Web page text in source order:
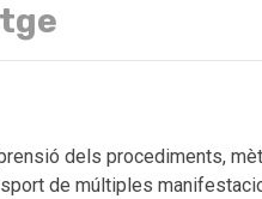
dels procediments,
de múltiples